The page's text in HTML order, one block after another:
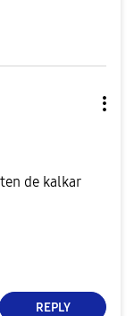
de kalkar
REPLY